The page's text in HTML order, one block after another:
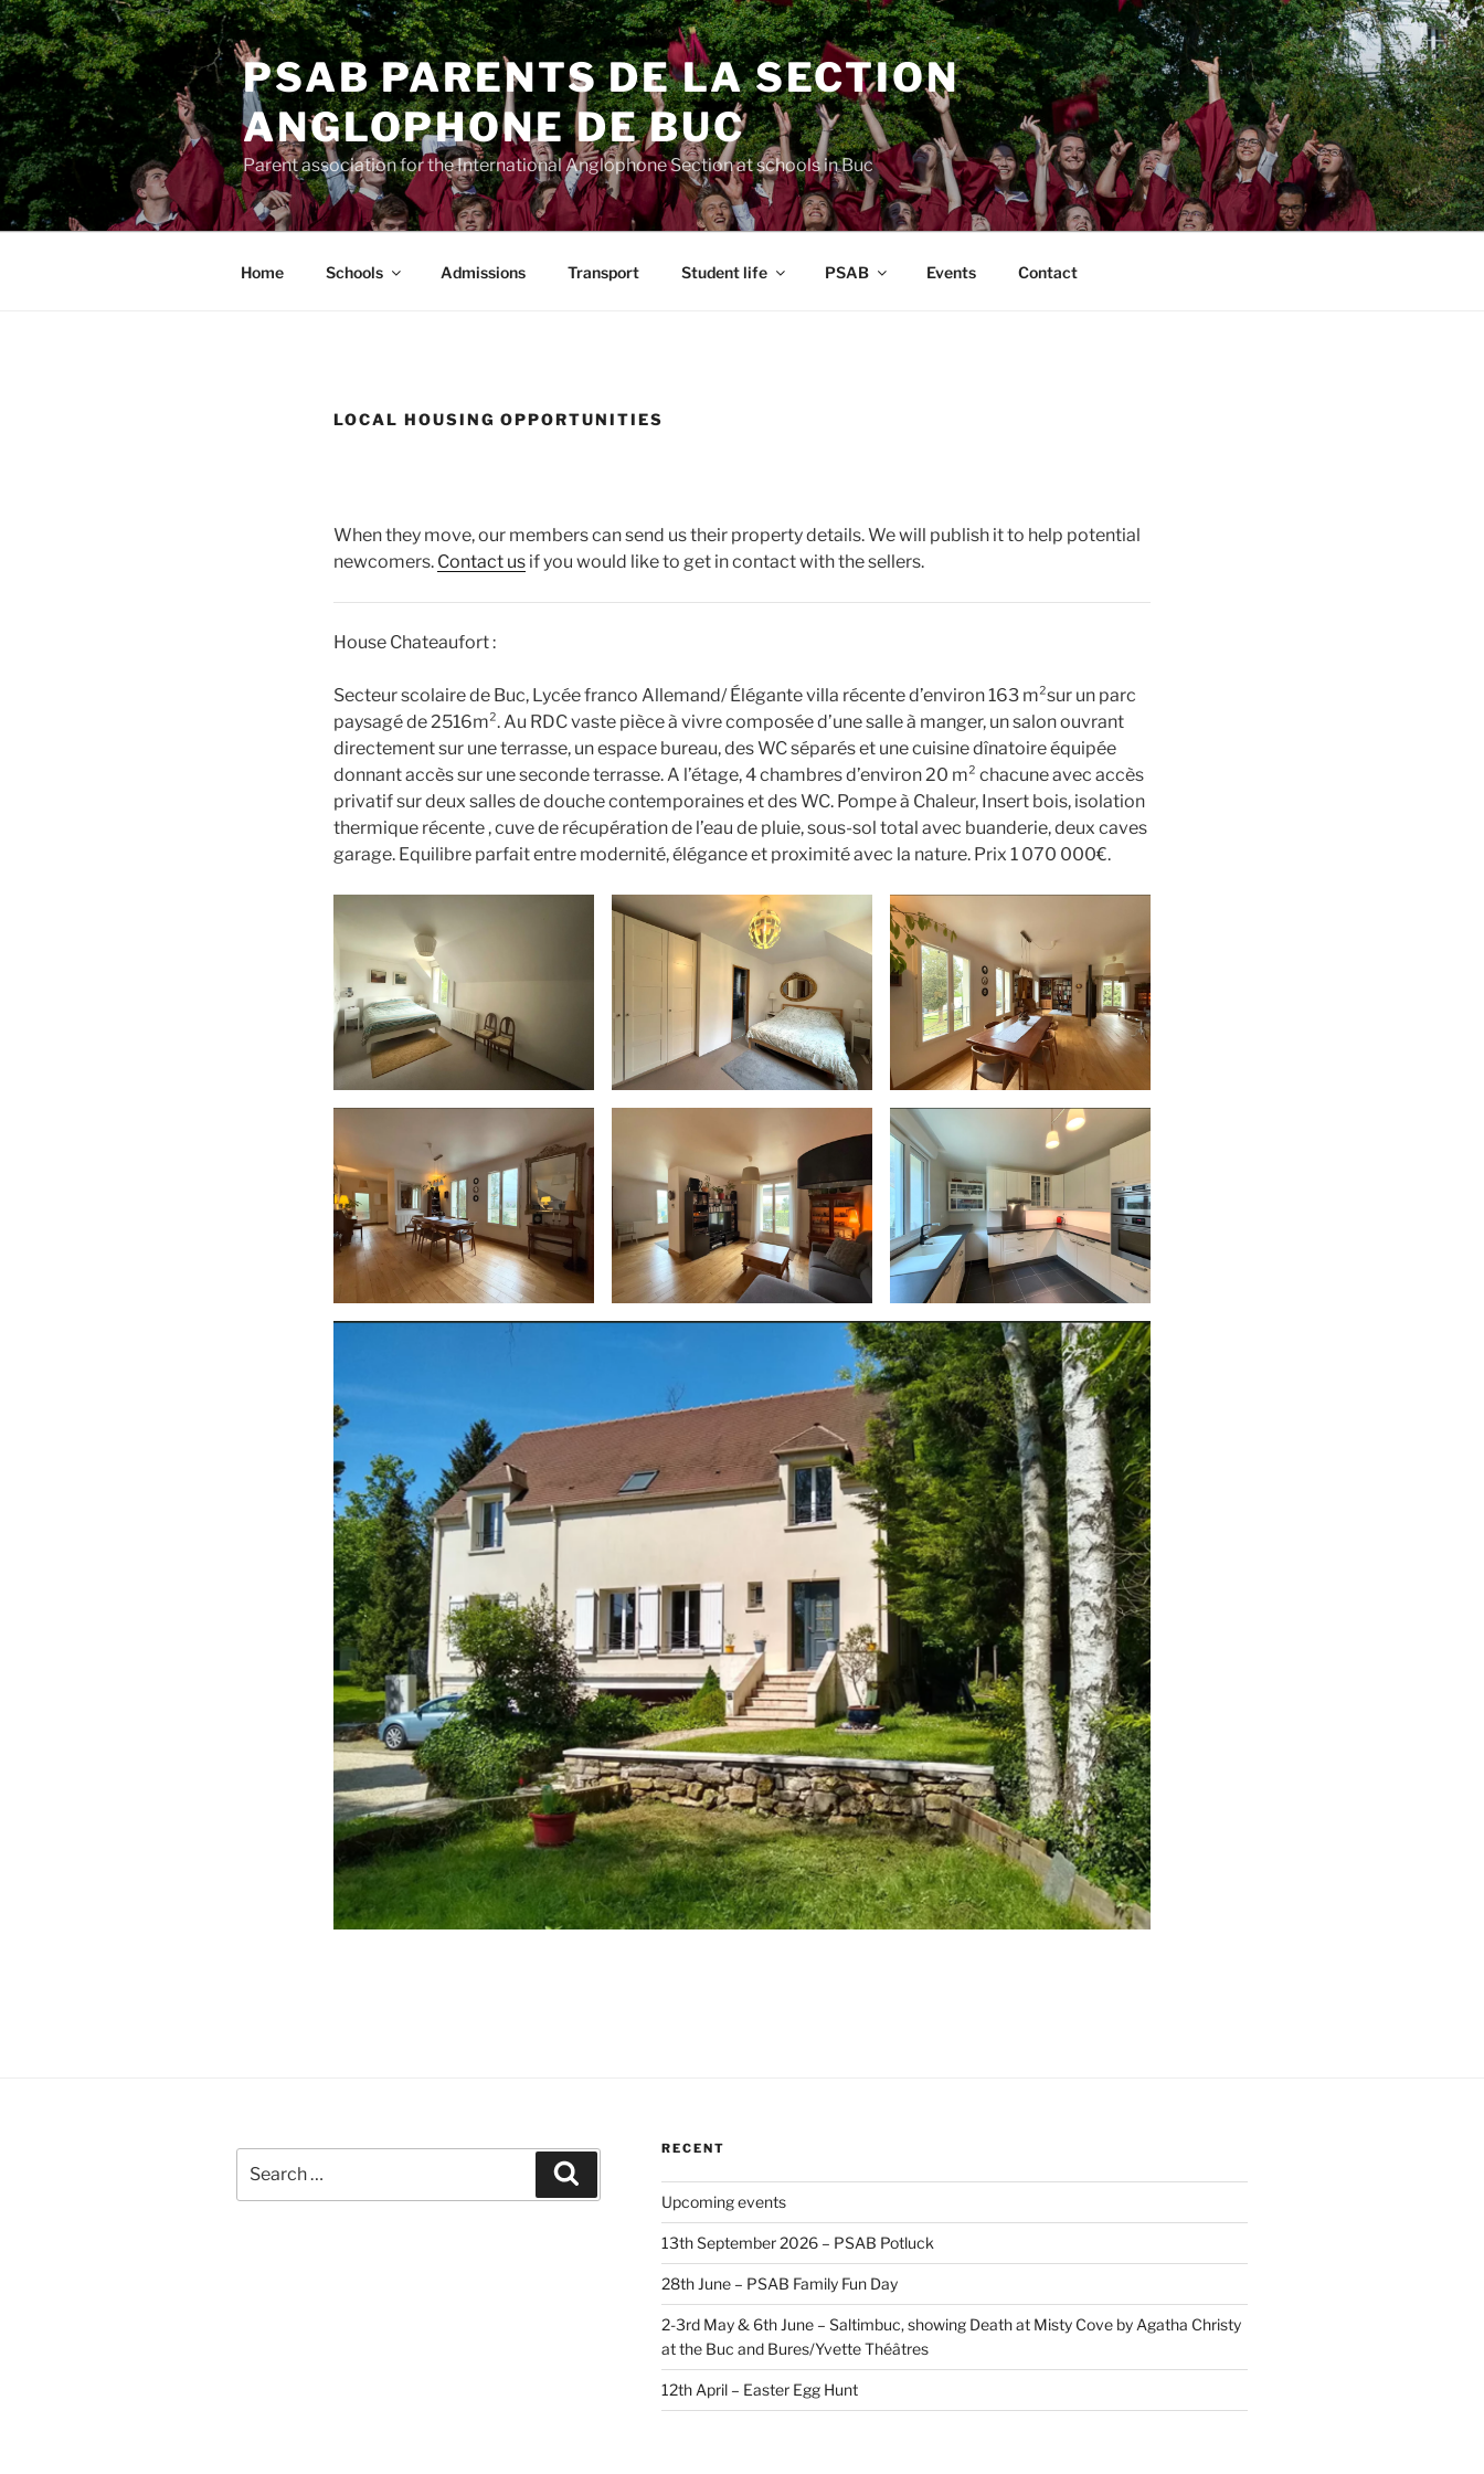
Skip
to
content
PSAB PARENTS DE LA SECTION
ANGLOPHONE DE BUC
Parent association for the International Anglophone Section at schools in Buc
Home Schools Admissions Transport Student life PSAB Events Contact
LOCAL HOUSING OPPORTUNITIES
When they move, our members can send us their property details. We will publish it to help potential
newcomers. Contact us if you would like to get in contact with the sellers.
House Chateaufort :
Secteur scolaire de Buc, Lycée franco Allemand/ Élégante villa récente d’environ 163 m²sur un parc
paysagé de 2516m². Au RDC vaste pièce à vivre composée d’une salle à manger, un salon ouvrant
directement sur une terrasse, un espace bureau, des WC séparés et une cuisine dînatoire équipée
donnant accès sur une seconde terrasse. A l’étage, 4 chambres d’environ 20 m² chacune avec accès
privatif sur deux salles de douche contemporaines et des WC. Pompe à Chaleur, Insert bois, isolation
thermique récente , cuve de récupération de l’eau de pluie, sous-sol total avec buanderie, deux caves
garage. Equilibre parfait entre modernité, élégance et proximité avec la nature. Prix 1 070 000€.
for:
RECENT
Upcoming events
13th September 2026 – PSAB Potluck
28th June – PSAB Family Fun Day
2-3rd May & 6th June – Saltimbuc, showing Death at Misty Cove by Agatha Christy
at the Buc and Bures/Yvette Théâtres
12th April – Easter Egg Hunt